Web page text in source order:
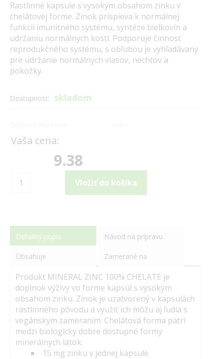
Rastlinné kapsule s vysokým obsahom zinku v
chelátovej forme. Zinok prispieva k normálnej
funkcii imunitného systému, syntéze bielkovín a
udržaniu normálnych kostí. Podporuje činnosť
reprodukčného systému, s obľubou je vyhľadávaný
pre udržanie normálnych vlasov, nechtov a
pokožky.
Dostupnosť: skladom
Vaša cena:
9.38
Detailný popis Návod na prípravu
Obsahuje Zamerané na
Produkt MINERAL ZINC 100% CHELATE je
doplnok výživy vo forme kapsúl s vysokým
obsahom zinku. Zinok je uzatvorený v kapsulách
rastlinného pôvodu a využiť ich môžu aj ľudia s
vegánskym zameraním. Chelátová forma patrí
medzi biologicky dobre dostupné formy
minerálnych látok.
15 mg zinku v jednej kapsule